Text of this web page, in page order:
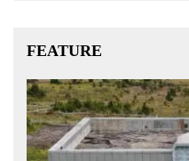
FEATURE